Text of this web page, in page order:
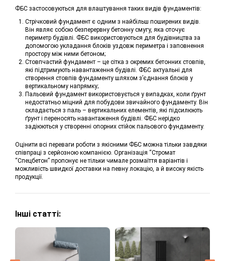
ФБС застосовуються для влаштування таких видів фундаментів:
Стрічковий фундамент є одним з найбільш поширених видів.
Він являє собою безперервну бетонну смугу, яка оточує
периметр будівлі. ФБС використовуються для будівництва за
допомогою укладання блоків уздовж периметра і заповнення
простору між ними бетоном;
Стовпчастий фундамент – це сітка з окремих бетонних стовпів,
які підтримують навантаження будівлі. ФБС актуальні для
створення стовпів фундаменту шляхом з’єднання блоків у
вертикальному напрямку;
Пальовий фундамент використовується у випадках, коли ґрунт
недостатньо міцний для побудови звичайного фундаменту. Він
складається з паль – вертикальних елементів, які підсилюють
ґрунт і переносять навантаження будівлі. ФБС нерідко
задіюються у створенні опорних стійок пальового фундаменту.
Оцінити всі переваги роботи з якісними ФБС можна тільки завдяки
співпраці з серйозною компанією. Організація “Стромат
“Спецбетон” пропонує не тільки чимале розмаїття варіантів і
можливість швидкої доставки на певну локацію, а й високу якість
продукції.
Інші статті: